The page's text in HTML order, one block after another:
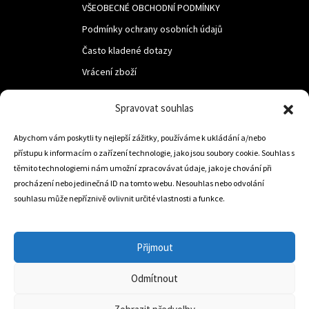
Spravovat souhlas
Abychom vám poskytli ty nejlepší zážitky, používáme k ukládání a/nebo
přístupu k informacím o zařízení technologie, jako jsou soubory cookie. Souhlas s
těmito technologiemi nám umožní zpracovávat údaje, jako je chování při
procházení nebo jedinečná ID na tomto webu. Nesouhlas nebo odvolání
souhlasu může nepříznivě ovlivnit určité vlastnosti a funkce.
Přijmout
Odmítnout
VŠEOBECNÉ OBCHODNÍ PODMÍNKY
Podmínky ochrany osobních údajů
Často kladené dotazy
Vrácení zboží
LUF s.r.o.
Nám. M.R.Štefanika 518,
Trstená 02801
info@dojezdovakola.com